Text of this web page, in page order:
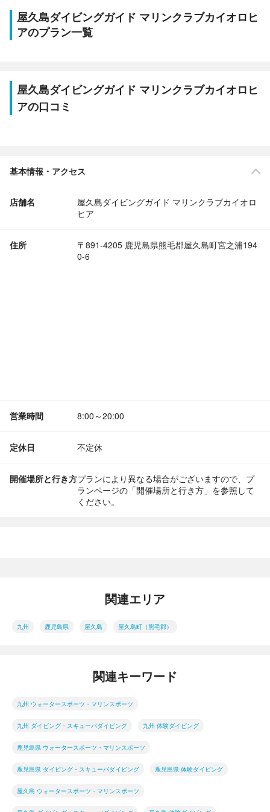
屋久島ダイビングガイド マリンクラブカイオロヒ
アのプラン一覧
屋久島ダイビングガイド マリンクラブカイオロヒ
アの口コミ
基本情報・アクセス
店舗名
屋久島ダイビングガイド マリンクラブカイオロ
ヒア
住所
〒891-4205 鹿児島県熊毛郡屋久島町宮之浦194
0-6
営業時間 8:00～20:00
定休日 不定休
開催場所と行き方プランにより異なる場合がございますので、プ
ランページの「開催場所と行き方」を参照して
ください。
関連エリア
九州 鹿児島県 屋久島 屋久島町（熊毛郡）
関連キーワード
九州 ウォータースポーツ・マリンスポーツ
九州 ダイビング・スキューバダイビング 九州 体験ダイビング
鹿児島県 ウォータースポーツ・マリンスポーツ
鹿児島県 ダイビング・スキューバダイビング 鹿児島県 体験ダイビング
屋久島 ウォータースポーツ・マリンスポーツ